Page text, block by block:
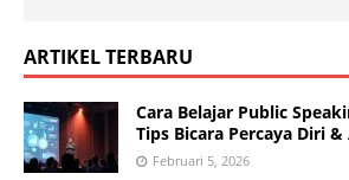
ARTIKEL TERBARU
Cara Belajar Public
Tips Bicara Percaya Diri
Februari 5, 2026